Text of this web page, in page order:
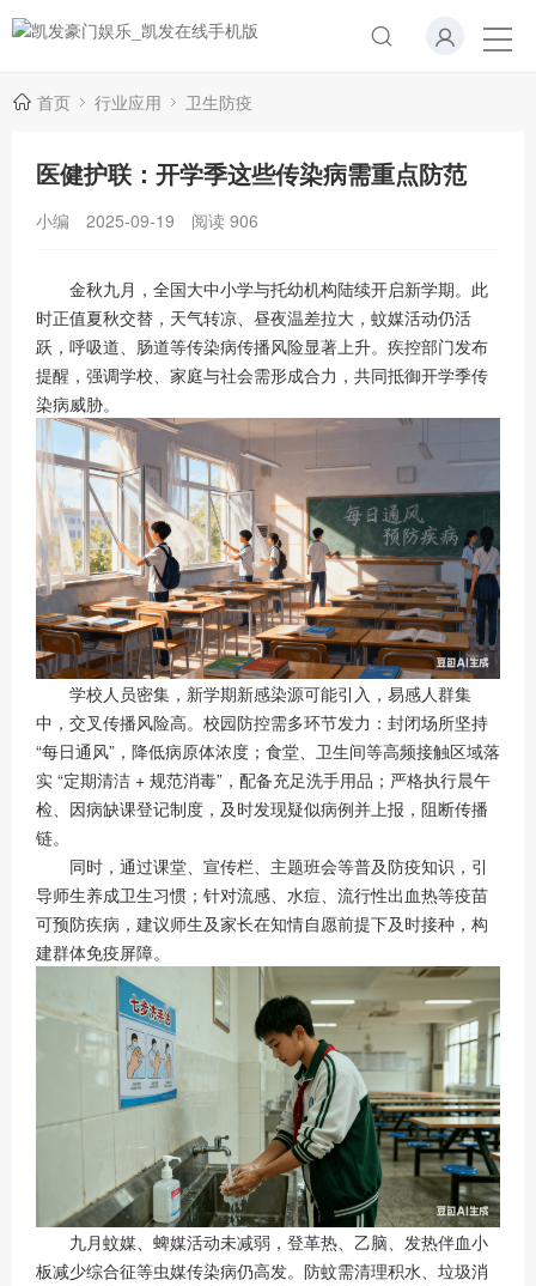
首页 行业应用 卫生防疫
医健护联：开学季这些传染病需重点防范
小编 2025-09-19 阅读 906
金秋九月，全国大中小学与托幼机构陆续开启新学期。此
时正值夏秋交替，天气转凉、昼夜温差拉大，蚊媒活动仍活
跃，呼吸道、肠道等传染病传播风险显著上升。疾控部门发布
提醒，强调学校、家庭与社会需形成合力，共同抵御开学季传
染病威胁。
学校人员密集，新学期新感染源可能引入，易感人群集
中，交叉传播风险高。校园防控需多环节发力：封闭场所坚持
“每日通风”，降低病原体浓度；食堂、卫生间等高频接触区域落
实 “定期清洁 + 规范消毒”，配备充足洗手用品；严格执行晨午
检、因病缺课登记制度，及时发现疑似病例并上报，阻断传播
链。
同时，通过课堂、宣传栏、主题班会等普及防疫知识，引
导师生养成卫生习惯；针对流感、水痘、流行性出血热等疫苗
可预防疾病，建议师生及家长在知情自愿前提下及时接种，构
建群体免疫屏障。
九月蚊媒、蜱媒活动未减弱，登革热、乙脑、发热伴血小
板减少综合征等虫媒传染病仍高发。防蚊需清理积水、垃圾消